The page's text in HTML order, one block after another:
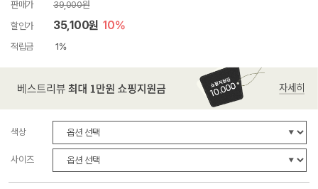
판매가
39,000원
할인가
35,100원 10%
적립금 1%
색상
사이즈